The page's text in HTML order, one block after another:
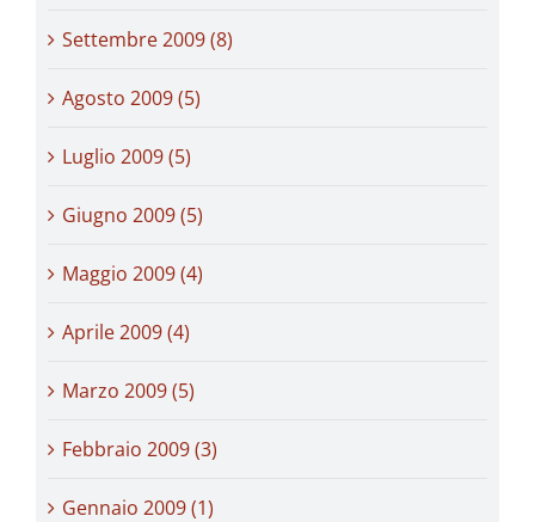
Settembre 2009 (8)
Agosto 2009 (5)
Luglio 2009 (5)
Giugno 2009 (5)
Maggio 2009 (4)
Aprile 2009 (4)
Marzo 2009 (5)
Febbraio 2009 (3)
Gennaio 2009 (1)